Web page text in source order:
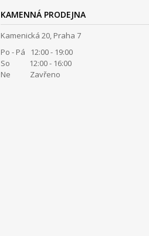
KAMENNÁ PRODEJNA
Kamenická 20, Praha 7
Po - Pá 12:00 - 19:00
So 12:00 - 16:00
Ne Zavřeno